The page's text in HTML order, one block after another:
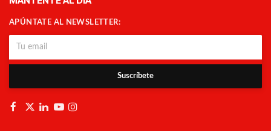
APÚNTATE AL NEWSLETTER:
Suscríbete